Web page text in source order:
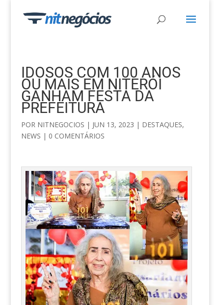
IDOSOS COM 100 ANOS
OU MAIS EM NITERÓI
GANHAM FESTA DA
PREFEITURA
POR NITNEGOCIOS | JUN 13, 2023 | DESTAQUES,
NEWS | 0 COMENTÁRIOS